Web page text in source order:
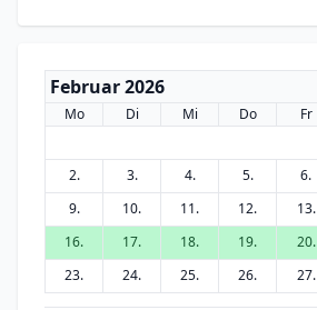
Februar 2026
Mo Di Mi Do Fr
2.
3. 4. 5. 6.
9.
10. 11. 12. 13.
16.
17. 18. 19. 20.
23.
24. 25. 26. 27.